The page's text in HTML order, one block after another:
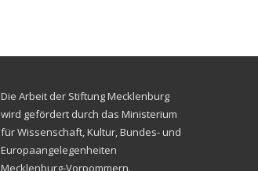
Die Arbeit der Stiftung Mecklenburg
wird gefördert durch das Ministerium
für Wissenschaft, Kultur, Bundes- und
Europaangelegenheiten
Mecklenburg-Vorpommern.